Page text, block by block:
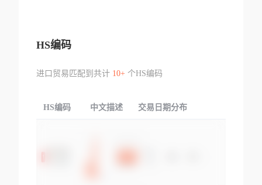
HS编码
进口贸易匹配到共计 10+个HS编码
HS编码 中文描述 交易日期分布